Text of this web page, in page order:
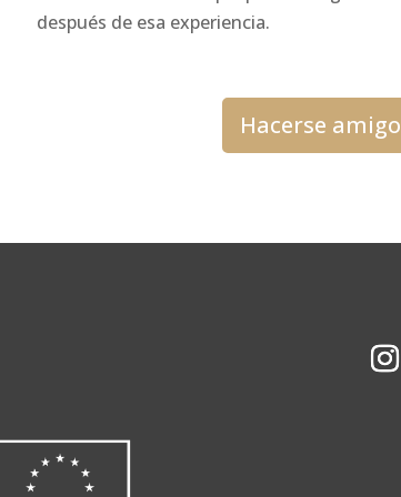
después de esa experiencia.
Hacerse amigo